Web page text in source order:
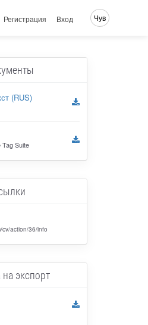
Регистрация Вход Чув
(RUS)
Suite
action/36/info
экспорт